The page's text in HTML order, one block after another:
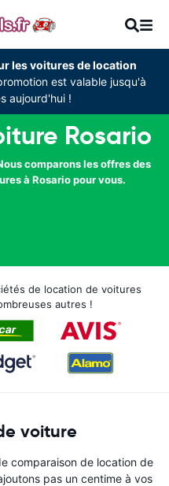
les voitures de location
est valable jusqu'à
aujourd'hui !
Rosario
comparons les offres des
à Rosario pour vous.
de location de voitures
autres !
voiture
comparaison de location de
pas un centime à vos